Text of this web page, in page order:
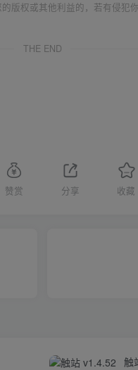
版权或其他利益的，若有侵犯
THE END
赞赏 分享 收藏
触